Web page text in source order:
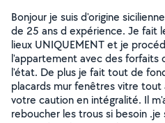
Bonjour je suis d'origine
de 25 ans d expérience. Je fait
lieux UNIQUEMENT et je
l'appartement avec des forfaits
l'état. De plus je fait tout de
placards mur fenêtres vitre
votre caution en intégralité. Il
reboucher les trous si besoin